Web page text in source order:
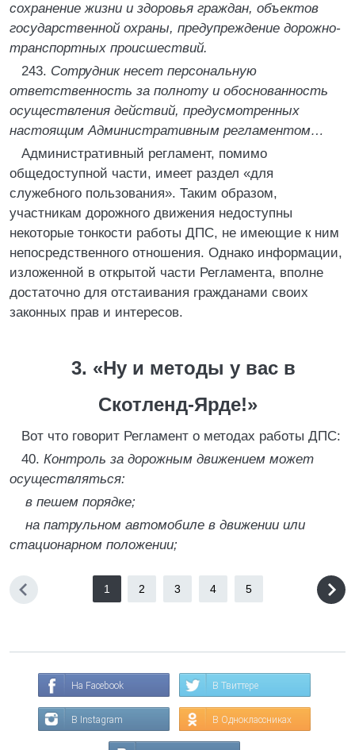
сохранение жизни и здоровья граждан, объектов
государственной охраны, предупреждение дорожно-
транспортных происшествий.
243. Сотрудник несет персональную
ответственность за полноту и обоснованность
осуществления действий, предусмотренных
настоящим Административным регламентом…
Административный регламент, помимо
общедоступной части, имеет раздел «для
служебного пользования». Таким образом,
участникам дорожного движения недоступны
некоторые тонкости работы ДПС, не имеющие к ним
непосредственного отношения. Однако информации,
изложенной в открытой части Регламента, вполне
достаточно для отстаивания гражданами своих
законных прав и интересов.
3. «Ну и методы у вас в
Скотленд-Ярде!»
Вот что говорит Регламент о методах работы ДПС:
40. Контроль за дорожным движением может
осуществляться:
в пешем порядке;
на патрульном автомобиле в движении или
стационарном положении;
1 2 3 4 5
На Facebook В Твиттере
В Instagram В Одноклассниках